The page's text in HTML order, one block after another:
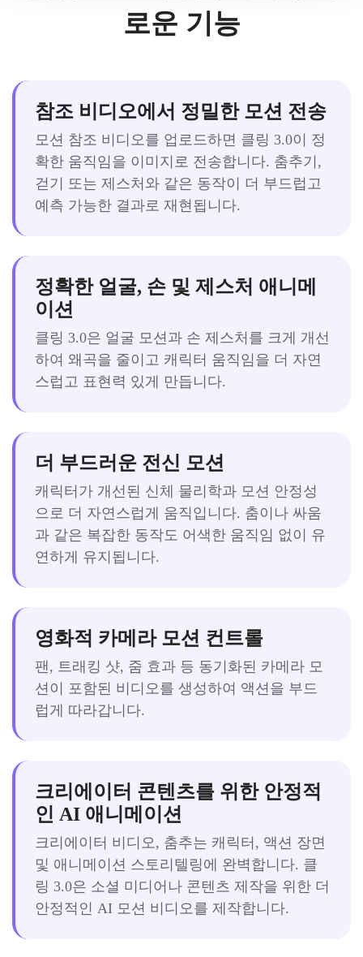
로운 기능
참조 비디오에서 정밀한 모션 전송
모션 참조 비디오를 업로드하면 클링 3.0이 정
확한 움직임을 이미지로 전송합니다. 춤추기,
걷기 또는 제스처와 같은 동작이 더 부드럽고
예측 가능한 결과로 재현됩니다.
정확한 얼굴, 손 및 제스처 애니메
이션
클링 3.0은 얼굴 모션과 손 제스처를 크게 개선
하여 왜곡을 줄이고 캐릭터 움직임을 더 자연
스럽고 표현력 있게 만듭니다.
더 부드러운 전신 모션
캐릭터가 개선된 신체 물리학과 모션 안정성
으로 더 자연스럽게 움직입니다. 춤이나 싸움
과 같은 복잡한 동작도 어색한 움직임 없이 유
연하게 유지됩니다.
영화적 카메라 모션 컨트롤
팬, 트래킹 샷, 줌 효과 등 동기화된 카메라 모
션이 포함된 비디오를 생성하여 액션을 부드
럽게 따라갑니다.
크리에이터 콘텐츠를 위한 안정적
인 AI 애니메이션
크리에이터 비디오, 춤추는 캐릭터, 액션 장면
및 애니메이션 스토리텔링에 완벽합니다. 클
링 3.0은 소셜 미디어나 콘텐츠 제작을 위한 더
안정적인 AI 모션 비디오를 제작합니다.